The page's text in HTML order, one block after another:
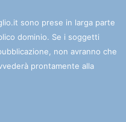
sono prese in larga parte
dominio. Se i soggetti
non avranno che
prontamente alla